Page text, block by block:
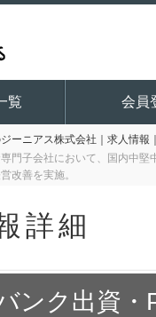
覧 会員
ーニアス株式会社｜求人情報
門子会社において、国内中
改善を実施。
詳細
ンク出資